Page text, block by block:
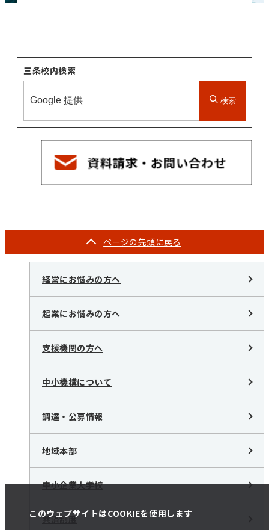
このウェブサイトはCOOKIEを使用します
三条校内検索
検索
ページの先頭に戻る
経営にお悩みの方へ
起業にお悩みの方へ
支援機関の方へ
中小機構について
調達・公募情報
地域本部
中小企業大学校
共済制度